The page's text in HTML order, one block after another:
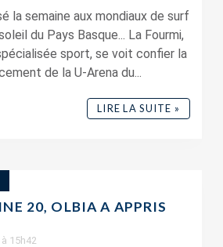
la semaine aux mondiaux de surf
du Pays Basque... La Fourmi,
sport, se voit confier la
de la U-Arena du...
LIRE LA SUITE »
20, OLBIA A APPRIS
15h42